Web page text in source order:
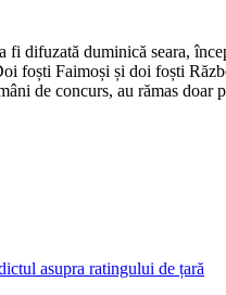
difuzată duminică seara,
foști Faimoși și doi foști
de concurs, au rămas
asupra ratingului de țară